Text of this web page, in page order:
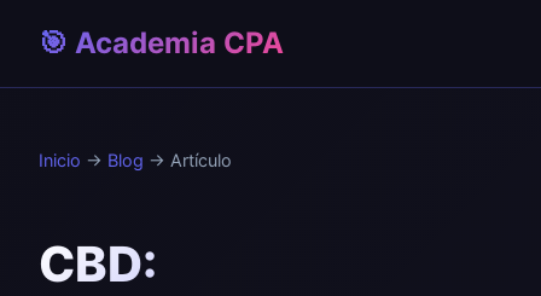
🎯 Academia CPA
Inicio → Blog → Artículo
CBD: